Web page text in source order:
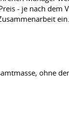
- je nach dem
ein.
ohne